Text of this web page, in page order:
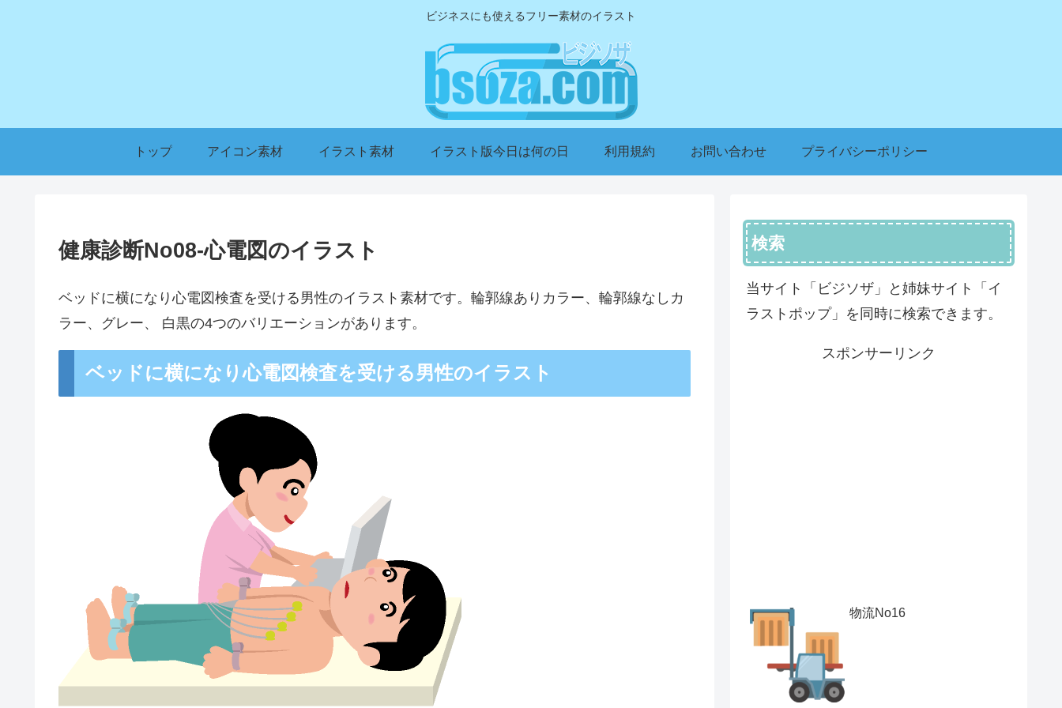
ビジネスにも使えるフリー素材のイラスト
トップ アイコン素材 イラスト素材 イラスト版今日は何の日 利用規約 お問い合わせ プライバシーポリシー
健康診断No08-心電図のイラスト
ベッドに横になり心電図検査を受ける男性のイラスト素材です。輪郭線ありカラー、輪郭線なしカ
ラー、グレー、 白黒の4つのバリエーションがあります。
ベッドに横になり心電図検査を受ける男性のイラスト
検索
当サイト「ビジソザ」と姉妹サイト「イ
ラストポップ」を同時に検索できます。
スポンサーリンク
物流No16